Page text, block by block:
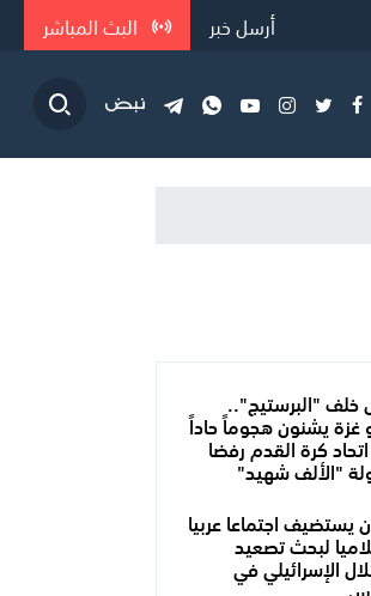
أرسل خبر البث المباشر
"البرستيج"..
غزة يشنون هجوماً حاداً
كرة القدم رفضا
"الألف شهيد"
يستضيف اجتماعا عربيا
لبحث تصعيد
الإسرائيلي في